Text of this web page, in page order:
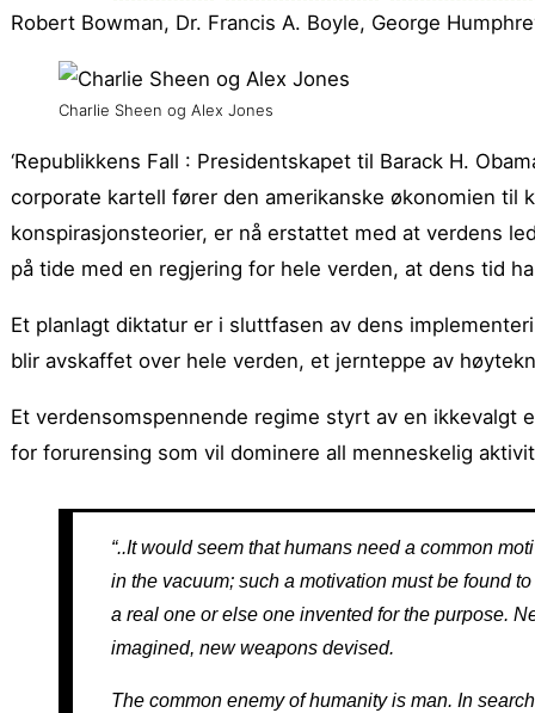
Robert Bowman, Dr. Francis A. Boyle, George
Charlie Sheen og Alex Jones
‘Republikkens Fall : Presidentskapet til Barack H.
corporate kartell fører den amerikanske økonomien til
konspirasjonsteorier, er nå erstattet med at verdens
på tide med en regjering for hele verden, at dens tid
Et planlagt diktatur er i sluttfasen av dens
blir avskaffet over hele verden, et jernteppe av
Et verdensomspennende regime styrt av en
for forurensing som vil dominere all menneskelig
“..It would seem that humans need a common
in the vacuum; such a motivation must be found
a real one or else one invented for the purpose.
imagined, new weapons devised.
The common enemy of humanity is man. In